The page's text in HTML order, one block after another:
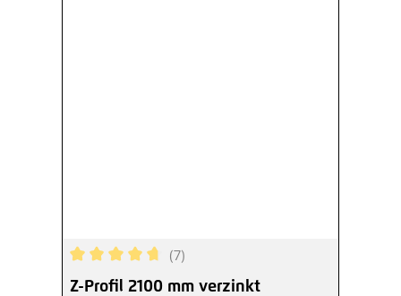
Durchschnittliche Bewertung von 4.71 von 5
(7)
Z-Profil 2100 mm verzinkt